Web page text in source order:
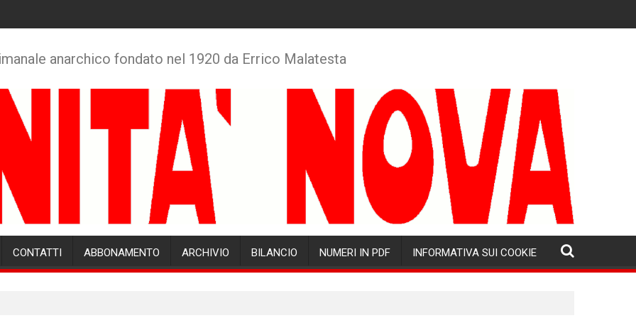
anarchico fondato nel 1920 da Errico Malatesta
CONTATTI ABBONAMENTO ARCHIVIO BILANCIO NUMERI IN PDF INFORMATIVA SUI COOKIE